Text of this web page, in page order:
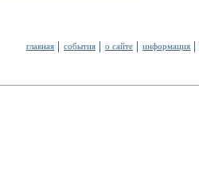
главная события о сайте информация